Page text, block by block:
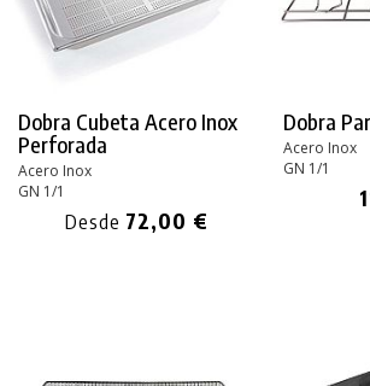
Dobra Cubeta Acero Inox
Perforada
Acero Inox
GN 1/1
Desde 72,00 €
Dobra
Acero Inox
GN 1/1